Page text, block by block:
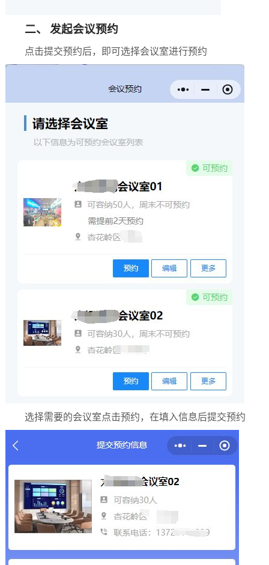
二、 发起会议预约
点击提交预约后，即可选择会议室进行预约
选择需要的会议室点击预约，在填入信息后提交预约